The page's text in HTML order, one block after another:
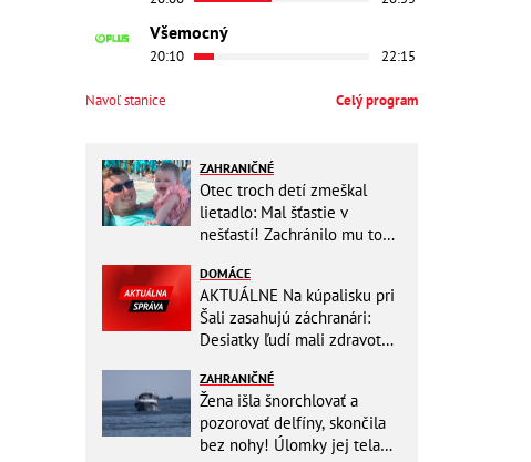
Všemocný
20:10 22:15
Navoľ stanice Celý program
ZAHRANIČNÉ
Otec troch detí zmeškal
lietadlo: Mal šťastie v
nešťastí! Zachránilo mu to
DOMÁCE
AKTUÁLNE Na kúpalisku pri
Šali zasahujú záchranári:
Desiatky ľudí mali zdravotné
ZAHRANIČNÉ
Žena išla šnorchlovať a
pozorovať delfíny, skončila
bez nohy! Úlomky jej tela